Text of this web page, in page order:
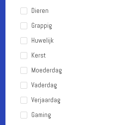
Dieren
Grappig
Huwelijk
Kerst
Moederdag
Vaderdag
Verjaardag
Gaming